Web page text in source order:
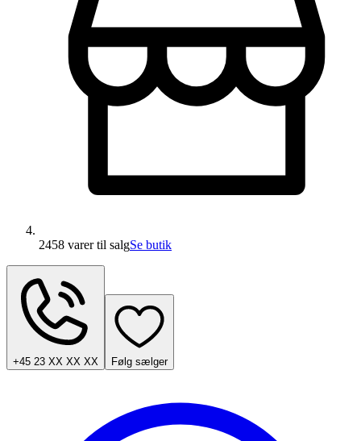
2458 varertil salgSe butik
+45 23 XX XX XX Følg sælger